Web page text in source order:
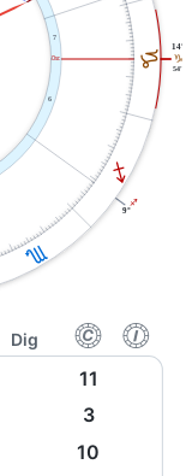
H
I
J
6
7
i
I
9°
J
14°
54'
Dig f g
11
3
10